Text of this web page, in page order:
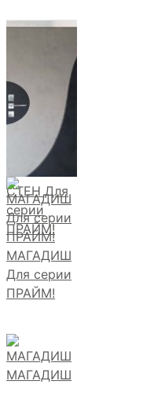
СТЕН Для
серии
ПРАЙМ!
МАГАДИШ
Для серии
ПРАЙМ!
МАГАДИШ